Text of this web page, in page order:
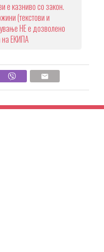
е казниво со закон.
(текстови и
НЕ е дозволено
на ЕКИПА